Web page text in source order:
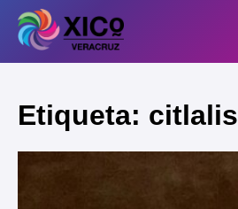
Etiqueta: citlalis